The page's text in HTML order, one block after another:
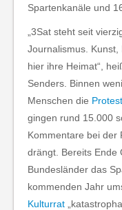
Spartenkanäle und
„3Sat steht seit
Journalismus.
hier ihre Heimat“,
Senders. Binnen
Menschen die
gingen rund 15.000
Kommentare bei der
drängt. Bereits Ende
Bundesländer das
kommenden Jahr
Kulturrat